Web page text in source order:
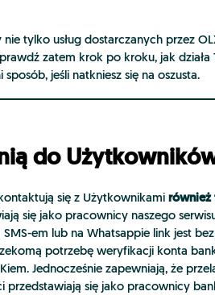
tylko usług dostarczanych przez
zatem krok po kroku, jak
jeśli natkniesz się na oszusta.
do
się z Użytkownikami również
się jako pracownicy naszego
em lub na Whatsappie link jest
potrzebę weryfikacji konta
Jednocześnie zapewniają, że
przedstawiają się jako pracownicy